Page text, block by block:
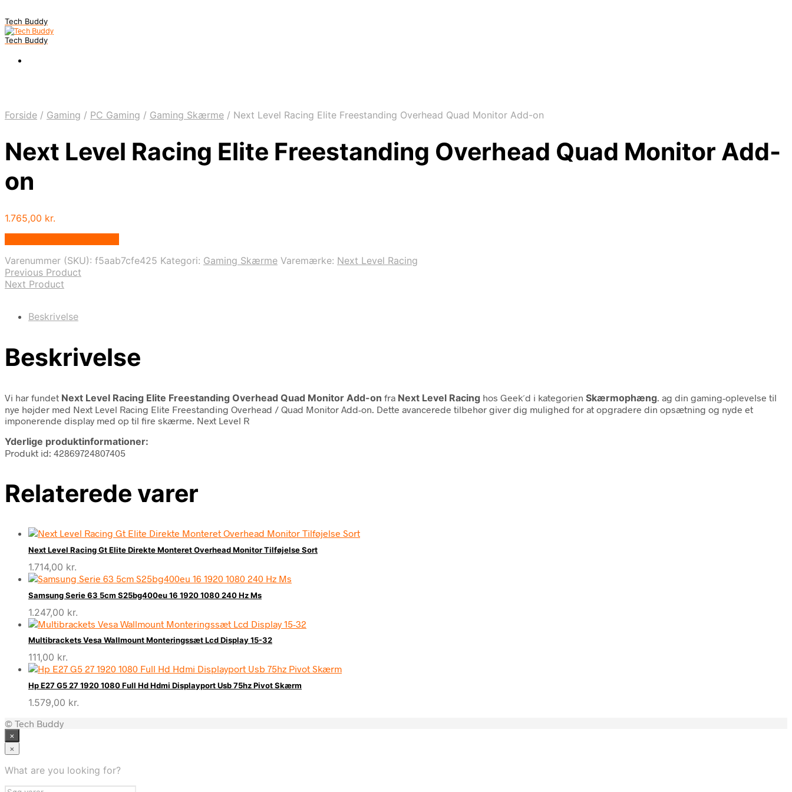
Tech Buddy
Tech Buddy
Forside / Gaming / PC Gaming / Gaming Skærme / Next Level Racing Elite Freestanding Overhead Quad Monitor Add-on
Next Level Racing Elite Freestanding Overhead Quad Monitor Add-
on
1.765,00 kr.
Varenummer (SKU): f5aab7cfe425 Kategori: Gaming Skærme Varemærke: Next Level Racing
Previous Product
Next Product
Beskrivelse
Beskrivelse
Vi har fundet Next Level Racing Elite Freestanding Overhead Quad Monitor Add-on fra Next Level Racing hos Geek´d i kategorien Skærmophæng . ag din gaming-oplevelse til
nye højder med Next Level Racing Elite Freestanding Overhead / Quad Monitor Add-on. Dette avancerede tilbehør giver dig mulighed for at opgradere din opsætning og nyde et
imponerende display med op til fire skærme. Next Level R
Yderlige produktinformationer:
Produkt id: 42869724807405
Relaterede varer
Next Level Racing Gt Elite Direkte Monteret Overhead Monitor Tilføjelse Sort
1.714,00 kr.
Samsung Serie 63 5cm S25bg400eu 16 1920 1080 240 Hz Ms
1.247,00 kr.
Multibrackets Vesa Wallmount Monteringssæt Lcd Display 15-32
111,00 kr.
Hp E27 G5 27 1920 1080 Full Hd Hdmi Displayport Usb 75hz Pivot Skærm
1.579,00 kr.
© Tech Buddy
×
×
What are you looking for?